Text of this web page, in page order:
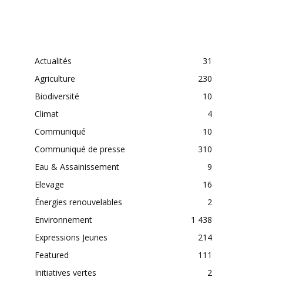
Actualités
31
Agriculture
230
Biodiversité
10
Climat
4
Communiqué
10
Communiqué de presse
310
Eau & Assainissement
9
Elevage
16
Énergies renouvelables
2
Environnement
1 438
Expressions Jeunes
214
Featured
111
Initiatives vertes
2